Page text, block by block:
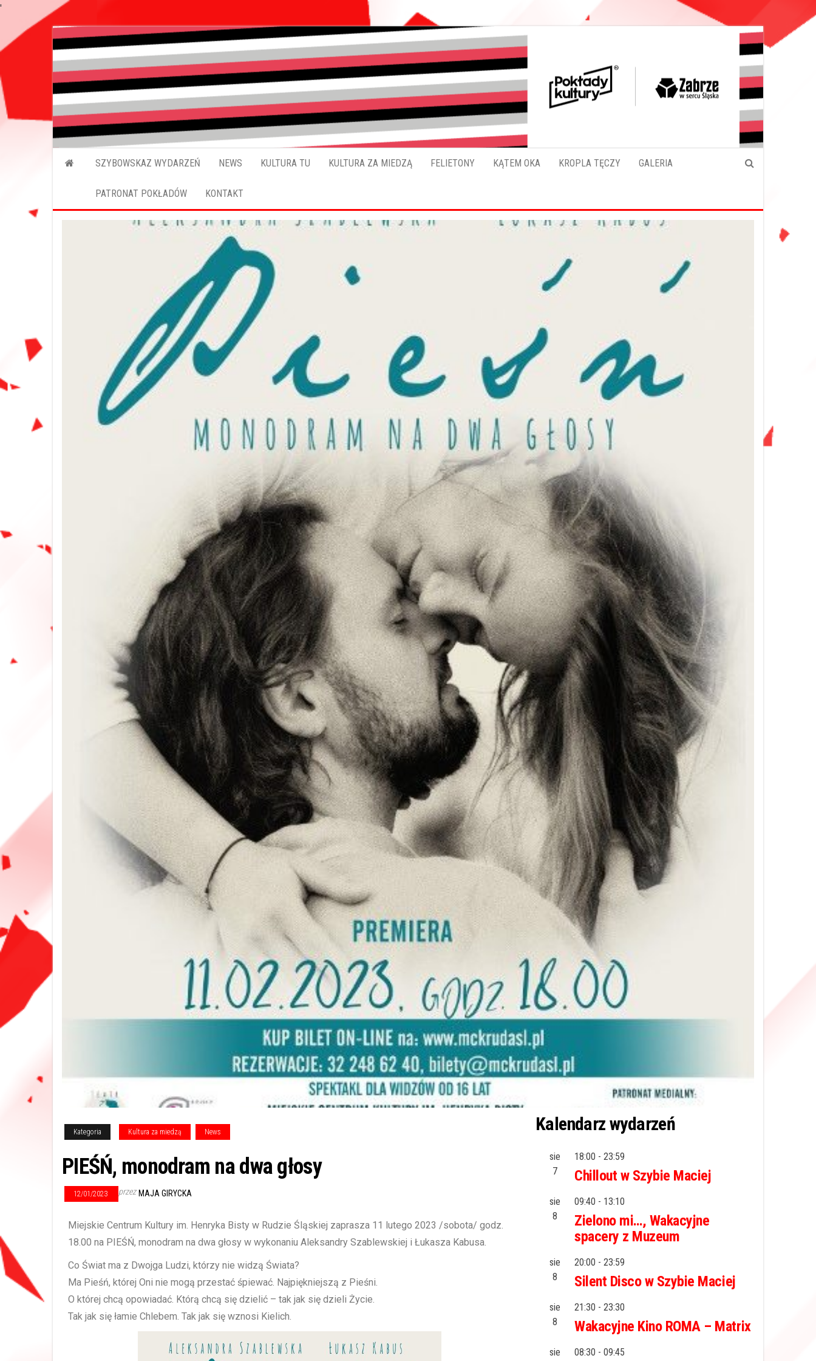
'
Pokładykultury.eu
SZYBOWSKAZ WYDARZEŃ NEWS KULTURA TU KULTURA ZA MIEDZĄ FELIETONY KĄTEM OKA KROPLA TĘCZY GALERIA
PATRONAT POKŁADÓW KONTAKT
Kategoria Kultura za miedzą News
PIEŚŃ, monodram na dwa głosy
12/01/2023 przez MAJA GIRYCKA
Miejskie Centrum Kultury im. Henryka Bisty w Rudzie Śląskiej zaprasza 11 lutego 2023 /sobota/ godz.
18.00 na PIEŚŃ, monodram na dwa głosy w wykonaniu Aleksandry Szablewskiej i Łukasza Kabusa.
Co Świat ma z Dwojga Ludzi, którzy nie widzą Świata?
Ma Pieśń, której Oni nie mogą przestać śpiewać. Najpiękniejszą z Pieśni.
O której chcą opowiadać. Którą chcą się dzielić – tak jak się dzieli Życie.
Tak jak się łamie Chlebem. Tak jak się wznosi Kielich.
Kalendarz wydarzeń
sie
7
18:00 - 23:59
Chillout w Szybie Maciej
sie
8
09:40 - 13:10
Zielono mi…, Wakacyjne
spacery z Muzeum
sie
8
20:00 - 23:59
Silent Disco w Szybie Maciej
sie
8
21:30 - 23:30
Wakacyjne Kino ROMA – Matrix
sie 08:30 - 09:45